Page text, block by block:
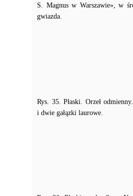
S. Magnus w Warszawie», w
gwiazda.
Rys. 35. Płaski. Orzeł
i dwie gałązki laurowe.